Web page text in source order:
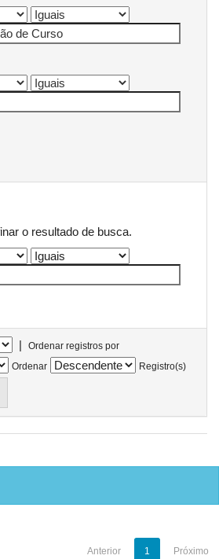
o resultado de busca.
|
Ordenar registros por
Ordenar
Registro(s)
Anterior 1 Próximo